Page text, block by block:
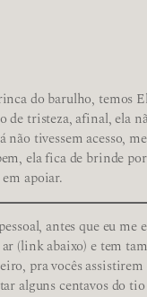
do barulho, temos
de tristeza, afinal, ela
não tivessem acesso,
ela fica de brinde
apoiar.
antes que eu me
(link abaixo) e tem
pra vocês
alguns centavos do